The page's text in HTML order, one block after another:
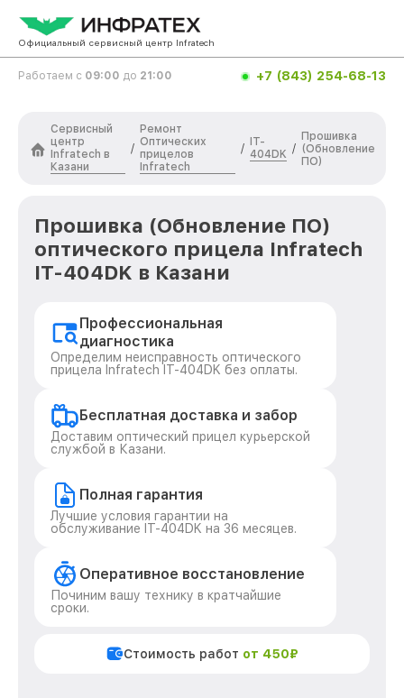
Официальный сервисный центр Infratech
Работаем с 09:00 до 21:00 +7 (843) 254-68-13
Сервисный
центр
Infratech в
Казани
/
Ремонт
Оптических
прицелов
Infratech
/
IT-
404DK /
Прошивка
(Обновление
ПО)
Прошивка (Обновление ПО)
оптического прицела Infratech
IT-404DK в Казани
Профессиональная
диагностика
Определим неисправность оптического
прицела Infratech IT-404DK без оплаты.
Бесплатная доставка и забор
Доставим оптический прицел курьерской
службой в Казани.
Полная гарантия
Лучшие условия гарантии на
обслуживание IT-404DK на 36 месяцев.
Оперативное восстановление
Починим вашу технику в кратчайшие
сроки.
Стоимость работ от 450₽